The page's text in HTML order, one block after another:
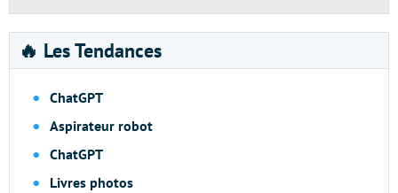
🔥 Les Tendances
ChatGPT
Aspirateur robot
ChatGPT
Livres photos